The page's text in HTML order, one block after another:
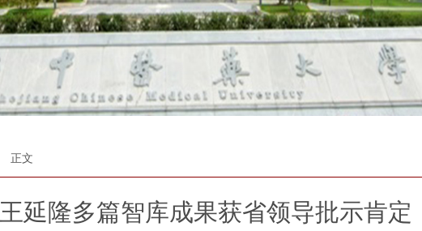
正文
王延隆多篇智库成果获省领导批示肯定